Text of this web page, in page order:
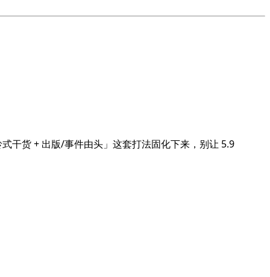
干货 + 出版/事件由头」这套打法固化下来，别让 5.9